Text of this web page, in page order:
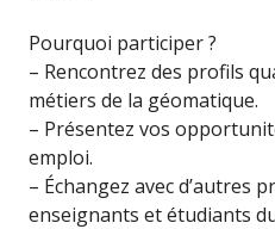
Pourquoi participer ?
– Rencontrez des profils
métiers de la géomatique.
– Présentez vos
emploi.
– Échangez avec d’autres
enseignants et étudiants